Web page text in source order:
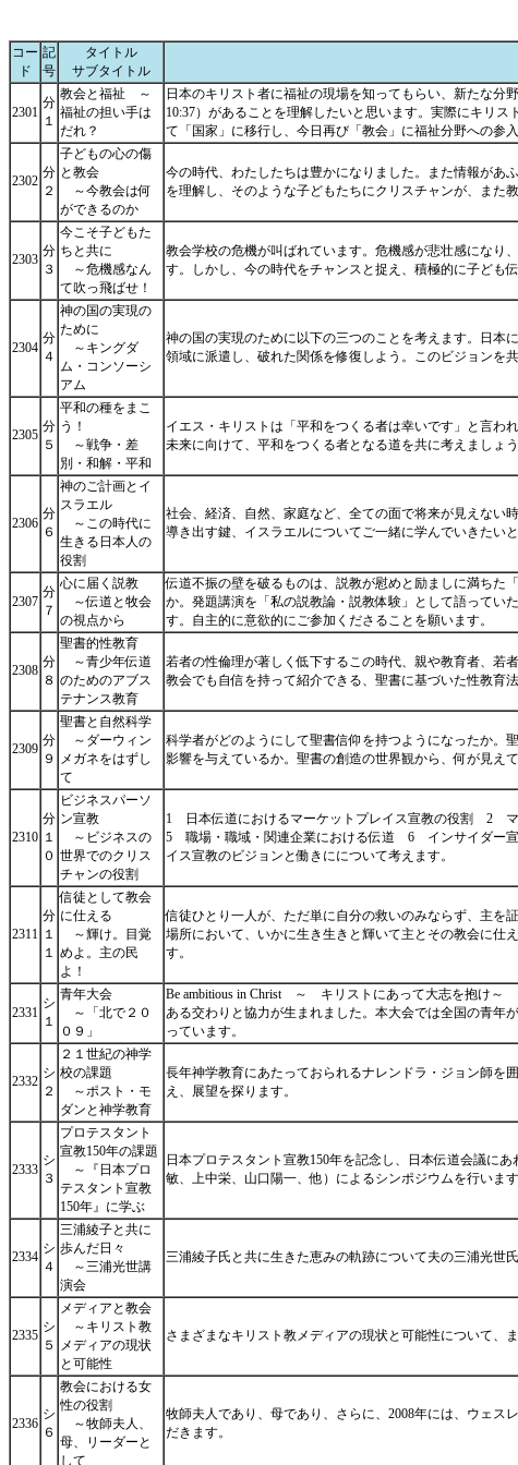
コー
ド
記
号
タイトル
サブタイトル
2301
分
１
教会と福祉 ～
福祉の担い手は
だれ？
日本のキリスト者に福祉の現場を知ってもらい、新たな分
10:37）があることを理解したいと思います。実際にキリ
て「国家」に移行し、今日再び「教会」に福祉分野への参
2302
分
２
子どもの心の傷
と教会
～今教会は何
ができるのか
今の時代、わたしたちは豊かになりました。また情報があ
を理解し、そのような子どもたちにクリスチャンが、また
2303
分
３
今こそ子どもた
ちと共に
～危機感なん
て吹っ飛ばせ！
教会学校の危機が叫ばれています。危機感が悲壮感になり
す。しかし、今の時代をチャンスと捉え、積極的に子ども
2304
分
４
神の国の実現の
ために
～キングダ
ム・コンソーシ
アム
神の国の実現のために以下の三つのことを考えます。日本
領域に派遣し、破れた関係を修復しよう。このビジョンを
2305
分
５
平和の種をまこ
う！
～戦争・差
別・和解・平和
イエス・キリストは「平和をつくる者は幸いです」と言わ
未来に向けて、平和をつくる者となる道を共に考えましょ
2306
分
６
神のご計画とイ
スラエル
～この時代に
生きる日本人の
役割
社会、経済、自然、家庭など、全ての面で将来が見えな
導き出す鍵、イスラエルについてご一緒に学んでいきたいと
2307
分
７
心に届く説教
～伝道と牧会
の視点から
伝道不振の壁を破るものは、説教が慰めと励ましに満ちた
か。発題講演を「私の説教論・説教体験」として語ってい
す。自主的に意欲的にご参加くださることを願います。
2308
分
８
聖書的性教育
～青少年伝道
のためのアブス
テナンス教育
若者の性倫理が著しく低下するこの時代、親や教育者、若
教会でも自信を持って紹介できる、聖書に基づいた性教育
2309
分
９
聖書と自然科学
～ダーウィン
メガネをはずし
て
科学者がどのようにして聖書信仰を持つようになったか。
影響を与えているか。聖書の創造の世界観から、何が見え
2310
分
１
０
ビジネスパーソ
ン宣教
～ビジネスの
世界でのクリス
チャンの役割
1 日本伝道におけるマーケットプレイス宣教の役割 2
5 職場・職域・関連企業における伝道 6 インサイダー
イス宣教のビジョンと働きにについて考えます。
2311
分
１
１
信徒として教会
に仕える
～輝け。目覚
めよ。主の民
よ！
信徒ひとり一人が、ただ単に自分の救いのみならず、主を
場所において、いかに生き生きと輝いて主とその教会に仕
す。
2331
シ
１
青年大会
～「北で２０
０９」
Be ambitious in Christ ～ キリストにあって大志を抱け
ある交わりと協力が生まれました。本大会では全国の青年
っています。
2332
シ
２
２１世紀の神学
校の課題
～ポスト・モ
ダンと神学教育
長年神学教育にあたっておられるナレンドラ・ジョン師を
え、展望を探ります。
2333
シ
３
プロテスタント
宣教150年の課題
～『日本プロ
テスタント宣教
150年』に学ぶ
日本プロテスタント宣教150年を記念し、日本伝道会議に
敏、上中栄、山口陽一、他）によるシンポジウムを行いま
2334
シ
４
三浦綾子と共に
歩んだ日々
～三浦光世講
演会
三浦綾子氏と共に生きた恵みの軌跡について夫の三浦光世
2335
シ
５
メディアと教会
～キリスト教
メディアの現状
と可能性
さまざまなキリスト教メディアの現状と可能性について、
2336
シ
６
教会における女
性の役割
～牧師夫人、
母、リーダーと
して
牧師夫人であり、母であり、さらに、2008年には、ウェス
だきます。